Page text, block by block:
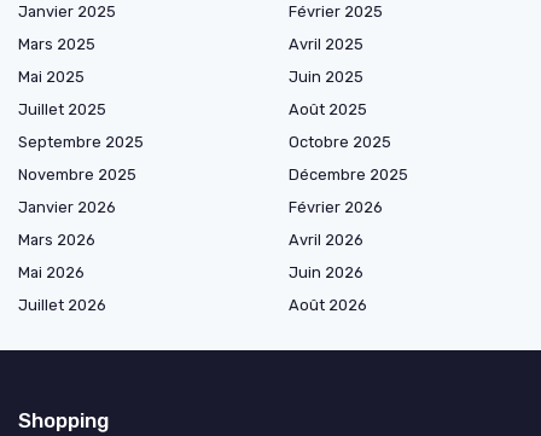
Janvier 2025
Février 2025
Mars 2025
Avril 2025
Mai 2025
Juin 2025
Juillet 2025
Août 2025
Septembre 2025
Octobre 2025
Novembre 2025
Décembre 2025
Janvier 2026
Février 2026
Mars 2026
Avril 2026
Mai 2026
Juin 2026
Juillet 2026
Août 2026
Shopping